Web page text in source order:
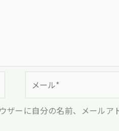
ー
ル
ザーに自分の名前、メールア